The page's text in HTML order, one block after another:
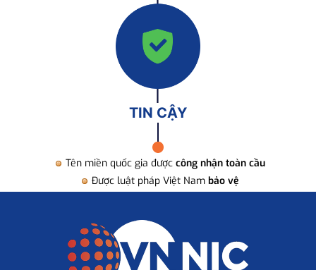
TIN CẬY
Tên miền quốc gia được công nhận toàn cầu
Được luật pháp Việt Nam bảo vệ